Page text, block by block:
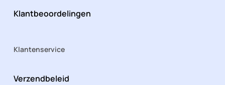
Klantbeoordelingen
Klantenservice
Verzendbeleid